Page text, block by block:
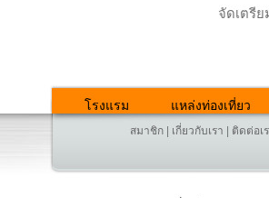
จัดเตรีย
โรงแรม แหล่งท่องเที่ยว
สมาชิก เกี่ยวกับเรา ติดต่อเ